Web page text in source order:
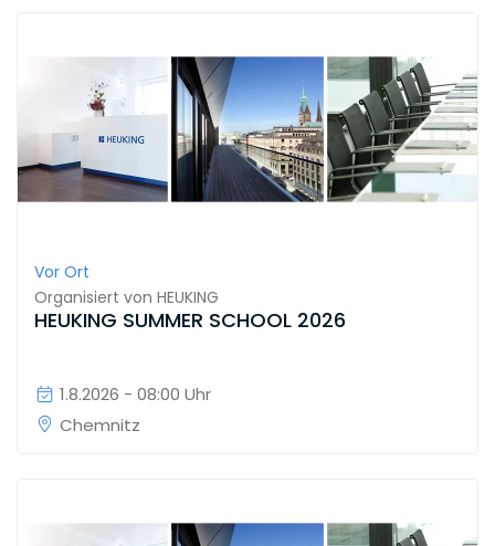
Vor Ort
Organisiert von HEUKING
HEUKING SUMMER SCHOOL 2026
1.8.2026 - 08:00 Uhr
Chemnitz